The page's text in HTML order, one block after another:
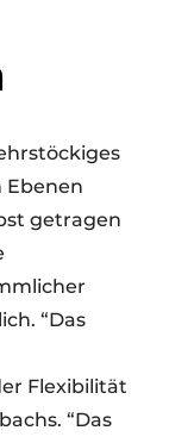
Ebenen
getragen
“Das
Flexibilität
“Das